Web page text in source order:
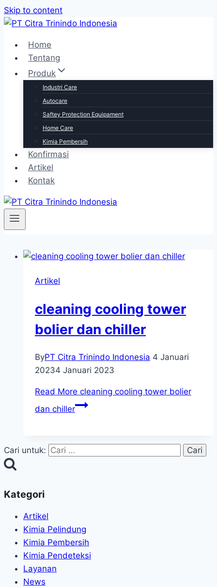
Skip to content
Home
Tentang
Produk
Industri Care
Autocare
Saftey Protection Equipament
Home Care
Kimia Pembersih
Konfirmasi
Artikel
Kontak
Artikel
cleaning cooling tower
bolier dan chiller
ByPT Citra Trinindo Indonesia 4 Januari
20234 Januari 2023
Read More cleaning cooling tower bolier
dan chiller
Cari untuk:
Kategori
Artikel
Kimia Pelindung
Kimia Pembersih
Kimia Pendeteksi
Layanan
News